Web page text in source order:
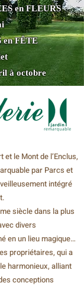
en FLEURS
en FÊTE
à octobre
le Mont de l’Enclus,
par Parcs et
intégré
siècle dans la plus
divers
en un lieu magique…
propriétaires, qui a
harmonieux, alliant
conceptions